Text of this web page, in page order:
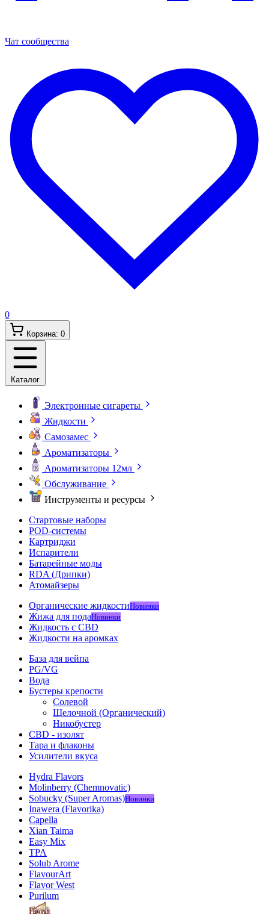
Чат сообщества
0
Корзина: 0
Каталог
Электронные сигареты
Жидкости
Самозамес
Ароматизаторы
Ароматизаторы 12мл
Обслуживание
Инструменты и ресурсы
Стартовые наборы
POD-системы
Картриджи
Испарители
Батарейные моды
RDA (Дрипки)
Атомайзеры
Органические жидкостиНовинки
Жижа для подаНовинки
Жидкость с CBD
Жидкости на аромках
База для вейпа
PG/VG
Вода
Бустеры крепости
Солевой
Щелочной (Органический)
Никобустер
CBD - изолят
Тара и флаконы
Усилители вкуса
Hydra Flavors
Molinberry (Chemnovatic)
Sobucky (Super Aromas)Новинки
Inawera (Flavorika)
Capella
Xian Taima
Easy Mix
TPA
Solub Arome
FlavourArt
Flavor West
Purilum